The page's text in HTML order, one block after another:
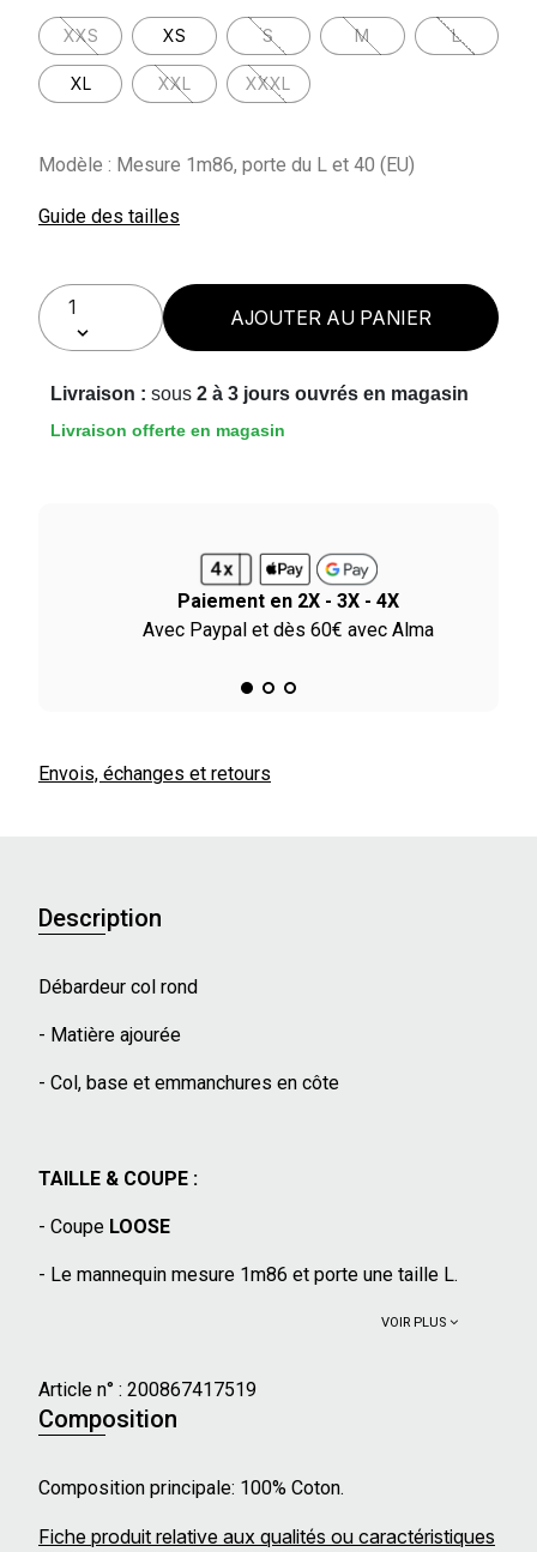
XXS XS S M L
XL XXL XXXL
Modèle : Mesure 1m86, porte du L et 40 (EU)
Guide des tailles
AJOUTER AU PANIER
Livraison : sous 2 à 3 jours ouvrés en magasin
Livraison offerte en magasin
Paiement en 2X - 3X - 4X
Avec Paypal et dès 60€ avec Alma
Envois, échanges et retours
Description
Débardeur col rond
- Matière ajourée
- Col, base et emmanchures en côte
TAILLE & COUPE :
- Coupe LOOSE
- Le mannequin mesure 1m86 et porte une taille L.
VOIR PLUS
Article n° : 200867417519
Composition
Composition principale: 100% Coton.
Fiche produit relative aux qualités ou caractéristiques